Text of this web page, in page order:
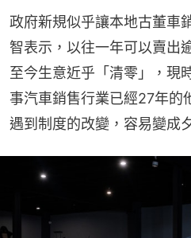
政府新規似乎讓本地古董車
智表示，以往一年可以賣出
至今生意近乎「清零」，現
事汽車銷售行業已經27年的
遇到制度的改變，容易變成